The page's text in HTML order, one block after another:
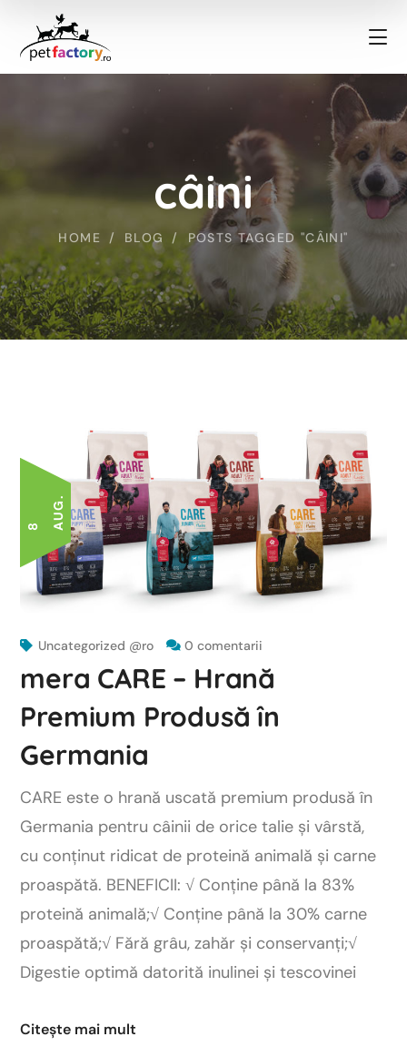
HOME BLOG POSTS TAGGED "CÂINI"
câini
8 A
U
G .
Uncategorized @ro 0 comentarii
mera CARE – Hrană
Premium Produsă în
Germania
CARE este o hrană uscată premium produsă în
Germania pentru câinii de orice talie și vârstă,
cu conținut ridicat de proteină animală și carne
proaspătă. BENEFICII: √ Conține până la 83%
proteină animală;√ Conține până la 30% carne
proaspătă;√ Fără grâu, zahăr și conservanți;√
Digestie optimă datorită inulinei și tescovinei
Citește mai mult